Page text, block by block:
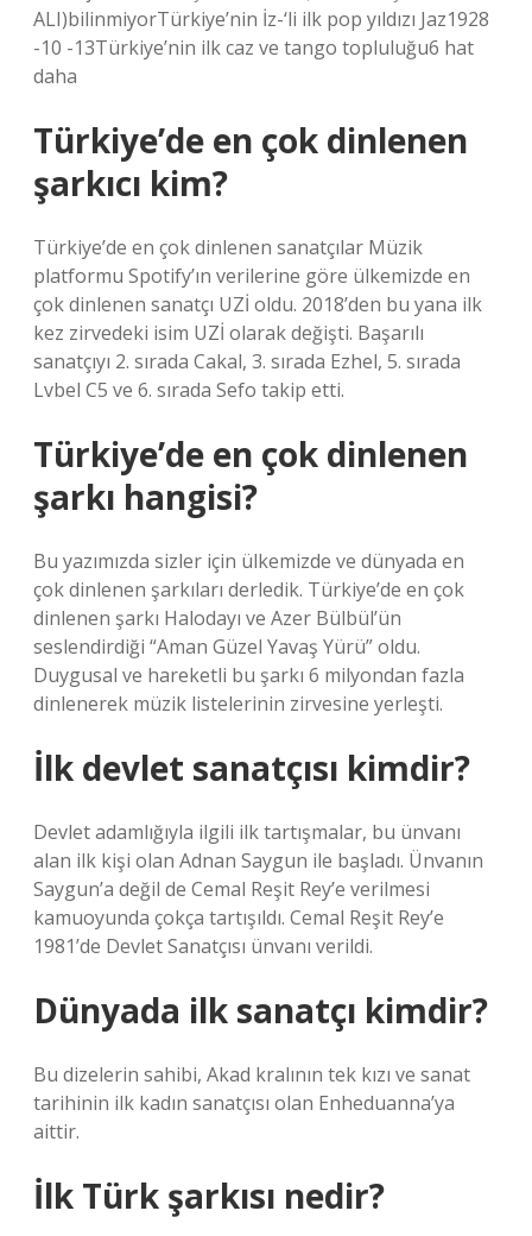
ALI)bilinmiyorTürkiye’nin İz-‘li ilk pop yıldızı Jaz1928
-10 -13Türkiye’nin ilk caz ve tango topluluğu6 hat
daha
Türkiye’de en çok dinlenen
şarkıcı kim?
Türkiye’de en çok dinlenen sanatçılar Müzik
platformu Spotify’ın verilerine göre ülkemizde en
çok dinlenen sanatçı UZİ oldu. 2018’den bu yana ilk
kez zirvedeki isim UZİ olarak değişti. Başarılı
sanatçıyı 2. sırada Cakal, 3. sırada Ezhel, 5. sırada
Lvbel C5 ve 6. sırada Sefo takip etti.
Türkiye’de en çok dinlenen
şarkı hangisi?
Bu yazımızda sizler için ülkemizde ve dünyada en
çok dinlenen şarkıları derledik. Türkiye’de en çok
dinlenen şarkı Halodayı ve Azer Bülbül’ün
seslendirdiği “Aman Güzel Yavaş Yürü” oldu.
Duygusal ve hareketli bu şarkı 6 milyondan fazla
dinlenerek müzik listelerinin zirvesine yerleşti.
İlk devlet sanatçısı kimdir?
Devlet adamlığıyla ilgili ilk tartışmalar, bu ünvanı
alan ilk kişi olan Adnan Saygun ile başladı. Ünvanın
Saygun’a değil de Cemal Reşit Rey’e verilmesi
kamuoyunda çokça tartışıldı. Cemal Reşit Rey’e
1981’de Devlet Sanatçısı ünvanı verildi.
Dünyada ilk sanatçı kimdir?
Bu dizelerin sahibi, Akad kralının tek kızı ve sanat
tarihinin ilk kadın sanatçısı olan Enheduanna’ya
aittir.
İlk Türk şarkısı nedir?